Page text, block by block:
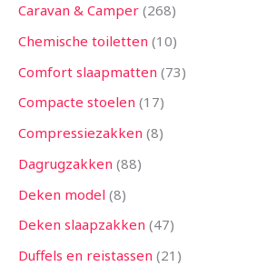
Caravan & Camper 268
Chemische toiletten 10
Comfort slaapmatten 73
Compacte stoelen 17
Compressiezakken 8
Dagrugzakken 88
Deken model 8
Deken slaapzakken 47
Duffels en reistassen 21